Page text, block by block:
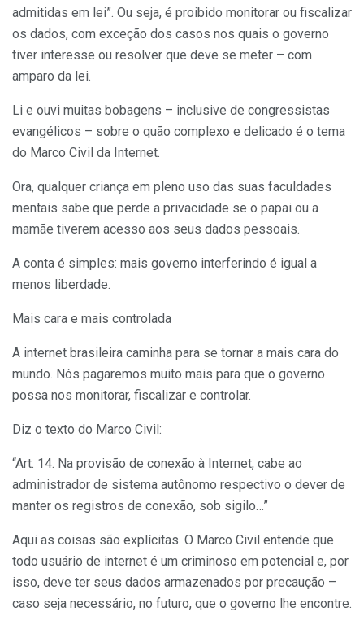
admitidas em lei”. Ou seja, é proibido monitorar ou fiscalizar
os dados, com exceção dos casos nos quais o governo
tiver interesse ou resolver que deve se meter – com
amparo da lei.
Li e ouvi muitas bobagens – inclusive de congressistas
evangélicos – sobre o quão complexo e delicado é o tema
do Marco Civil da Internet.
Ora, qualquer criança em pleno uso das suas faculdades
mentais sabe que perde a privacidade se o papai ou a
mamãe tiverem acesso aos seus dados pessoais.
A conta é simples: mais governo interferindo é igual a
menos liberdade.
Mais cara e mais controlada
A internet brasileira caminha para se tornar a mais cara do
mundo. Nós pagaremos muito mais para que o governo
possa nos monitorar, fiscalizar e controlar.
Diz o texto do Marco Civil:
“Art. 14. Na provisão de conexão à Internet, cabe ao
administrador de sistema autônomo respectivo o dever de
manter os registros de conexão, sob sigilo…”
Aqui as coisas são explícitas. O Marco Civil entende que
todo usuário de internet é um criminoso em potencial e, por
isso, deve ter seus dados armazenados por precaução –
caso seja necessário, no futuro, que o governo lhe encontre.